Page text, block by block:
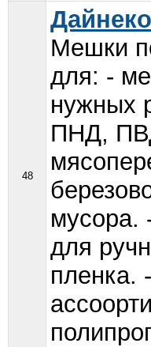
48
Мешки
для: -
нужных
ПНД,
мусора.
для
пленка.